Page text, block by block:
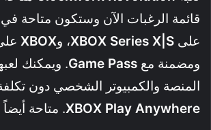
قائمة الرغبات الآن وستكون متاحة
على XBOX Series X|S، وXBOX
ومضمنة مع Game Pass. ويمكنك
المنصة والكمبيوتر الشخصي دون
XBOX Play Anywhere. متاحة